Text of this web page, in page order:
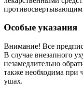
противосвертывающим
Особые указания
Внимание! Все
В случае внезапного
незамедлительно
также необходима при
ушах.